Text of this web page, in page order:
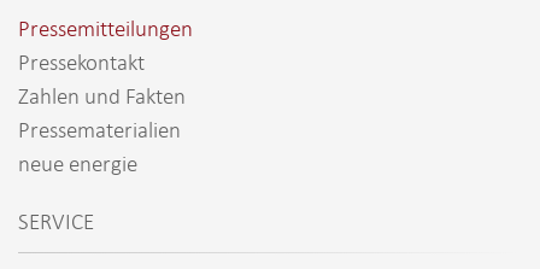
Pressemitteilungen
Pressekontakt
Zahlen und Fakten
Pressematerialien
neue energie
SERVICE